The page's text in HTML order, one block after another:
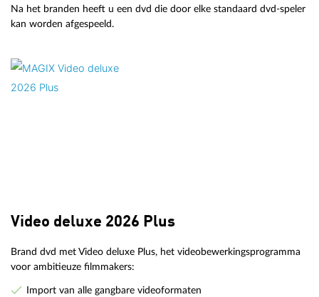
Na het branden heeft u een dvd die door elke standaard dvd-speler
kan worden afgespeeld.
Video deluxe 2026 Plus
Brand dvd met Video deluxe Plus, het videobewerkingsprogramma
voor ambitieuze filmmakers:
Import van alle gangbare videoformaten